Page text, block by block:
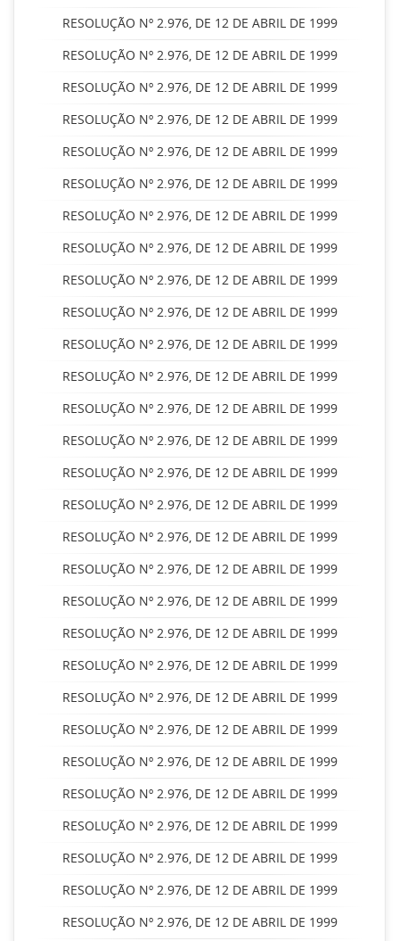
RESOLUÇÃO Nº 2.976, DE 12 DE ABRIL DE 1999
RESOLUÇÃO Nº 2.976, DE 12 DE ABRIL DE 1999
RESOLUÇÃO Nº 2.976, DE 12 DE ABRIL DE 1999
RESOLUÇÃO Nº 2.976, DE 12 DE ABRIL DE 1999
RESOLUÇÃO Nº 2.976, DE 12 DE ABRIL DE 1999
RESOLUÇÃO Nº 2.976, DE 12 DE ABRIL DE 1999
RESOLUÇÃO Nº 2.976, DE 12 DE ABRIL DE 1999
RESOLUÇÃO Nº 2.976, DE 12 DE ABRIL DE 1999
RESOLUÇÃO Nº 2.976, DE 12 DE ABRIL DE 1999
RESOLUÇÃO Nº 2.976, DE 12 DE ABRIL DE 1999
RESOLUÇÃO Nº 2.976, DE 12 DE ABRIL DE 1999
RESOLUÇÃO Nº 2.976, DE 12 DE ABRIL DE 1999
RESOLUÇÃO Nº 2.976, DE 12 DE ABRIL DE 1999
RESOLUÇÃO Nº 2.976, DE 12 DE ABRIL DE 1999
RESOLUÇÃO Nº 2.976, DE 12 DE ABRIL DE 1999
RESOLUÇÃO Nº 2.976, DE 12 DE ABRIL DE 1999
RESOLUÇÃO Nº 2.976, DE 12 DE ABRIL DE 1999
RESOLUÇÃO Nº 2.976, DE 12 DE ABRIL DE 1999
RESOLUÇÃO Nº 2.976, DE 12 DE ABRIL DE 1999
RESOLUÇÃO Nº 2.976, DE 12 DE ABRIL DE 1999
RESOLUÇÃO Nº 2.976, DE 12 DE ABRIL DE 1999
RESOLUÇÃO Nº 2.976, DE 12 DE ABRIL DE 1999
RESOLUÇÃO Nº 2.976, DE 12 DE ABRIL DE 1999
RESOLUÇÃO Nº 2.976, DE 12 DE ABRIL DE 1999
RESOLUÇÃO Nº 2.976, DE 12 DE ABRIL DE 1999
RESOLUÇÃO Nº 2.976, DE 12 DE ABRIL DE 1999
RESOLUÇÃO Nº 2.976, DE 12 DE ABRIL DE 1999
RESOLUÇÃO Nº 2.976, DE 12 DE ABRIL DE 1999
RESOLUÇÃO Nº 2.976, DE 12 DE ABRIL DE 1999